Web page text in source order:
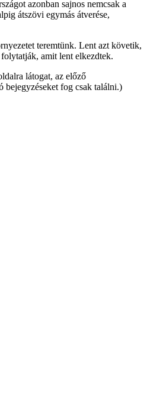
azonban sajnos nemcsak a
átszövi egymás átverése,
teremtünk. Lent azt követik,
amit lent elkezdtek.
látogat, az előző
bejegyzéseket fog csak találni.)